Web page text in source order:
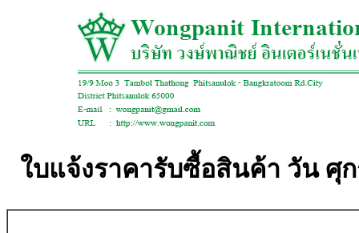
ใบแจ้งราคารับซื้อสินค้า วัน ศุ